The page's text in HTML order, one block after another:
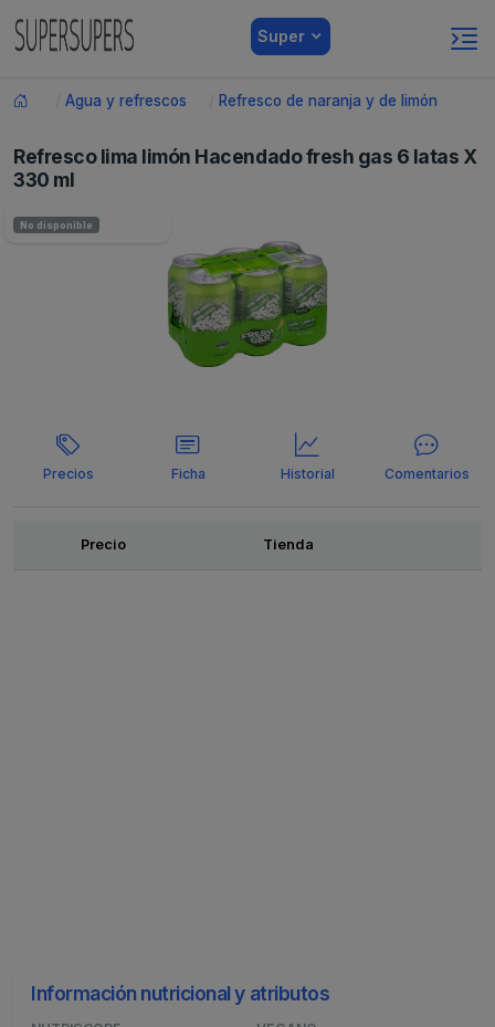
Super
Agua y refrescos Refresco de naranja y de limón
Refresco lima limón Hacendado fresh gas 6 latas X
330 ml
No disponible
Precios Ficha Historial Comentarios
OfertasPrecio Tienda
Información nutricional y atributos